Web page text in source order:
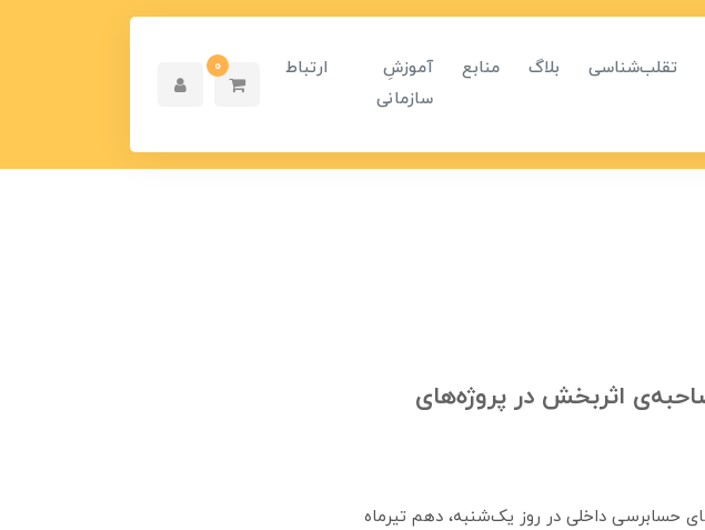
تقلب‌شناسی بلاگ منابع
آموزشِ
سازمانی
ارتباط 0
اثربخش در پروژه‌های
حسابرسی داخلی در روز یک‌شنبه، دهم تیرماه